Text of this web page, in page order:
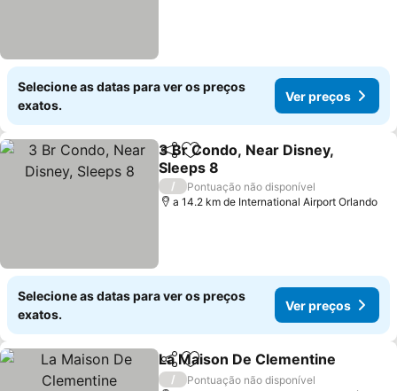
Selecione as datas para ver os preços
exatos.
Ver preços
PartilharAdicionar aos favoritos
3 Br Condo, Near Disney,
Sleeps 8
/
Pontuação não disponível
a 14.2 km de International Airport Orlando
Selecione as datas para ver os preços
exatos.
Ver preços
PartilharAdicionar aos favoritos
La Maison De Clementine
/
Pontuação não disponível